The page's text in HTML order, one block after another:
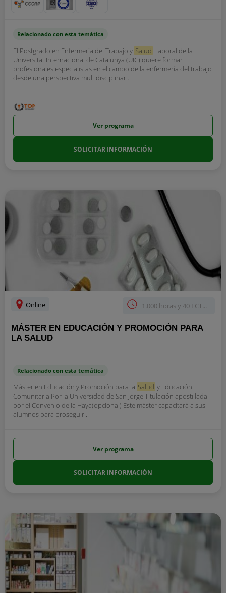
Relacionado con esta temática
El Postgrado en Enfermería del Trabajo y Salud Laboral de la
Universitat Internacional de Catalunya (UIC) quiere formar
profesionales especialistas en el campo de la enfermería del trabajo
desde una perspectiva multidisciplinar...
Ver programa
SOLICITAR INFORMACIÓN
Online 1.000 horas y 40 ECT...
MÁSTER EN EDUCACIÓN Y PROMOCIÓN PARA
LA SALUD
Relacionado con esta temática
Máster en Educación y Promoción para la Salud y Educación
Comunitaria Por la Universidad de San Jorge Titulación apostillada
por el Convenio de la Haya(opcional) Este máster capacitará a sus
alumnos para proseguir...
Ver programa
SOLICITAR INFORMACIÓN